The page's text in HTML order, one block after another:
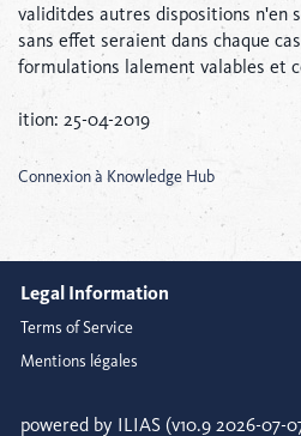
validitdes autres dispositions n'en
sans effet seraient dans chaque
formulations lalement valables et
ition: 25-04-2019
Connexion à Knowledge Hub
Legal Information
Terms of Service
Mentions légales
powered by ILIAS (v10.9 2026-07-